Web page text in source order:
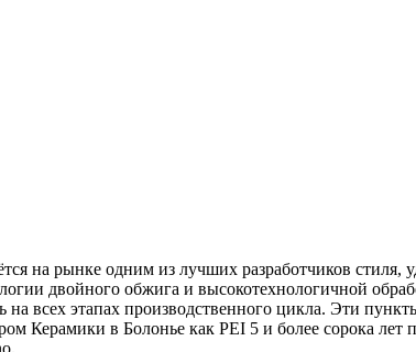
на рынке одним из лучших разработчиков
двойного обжига и высокотехнологичной
всех этапах производственного цикла. Эти
Керамики в Болонье как PEI 5 и более сорока